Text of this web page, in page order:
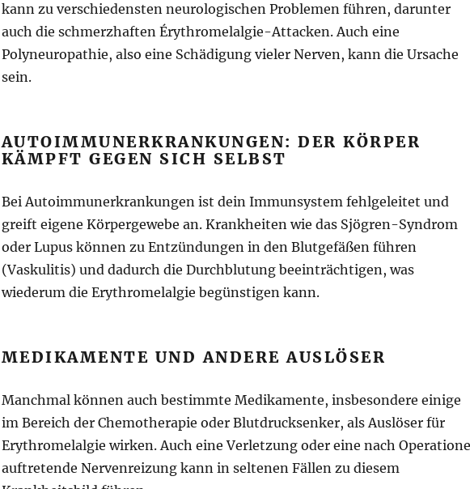
kann zu verschiedensten neurologischen Problemen führen, darunter
auch die schmerzhaften Érythromelalgie-Attacken. Auch eine
Polyneuropathie, also eine Schädigung vieler Nerven, kann die Ursache
sein.
AUTOIMMUNERKRANKUNGEN: DER KÖRPER
KÄMPFT GEGEN SICH SELBST
Bei Autoimmunerkrankungen ist dein Immunsystem fehlgeleitet und
greift eigene Körpergewebe an. Krankheiten wie das Sjögren-Syndrom
oder Lupus können zu Entzündungen in den Blutgefäßen führen
(Vaskulitis) und dadurch die Durchblutung beeinträchtigen, was
wiederum die Erythromelalgie begünstigen kann.
MEDIKAMENTE UND ANDERE AUSLÖSER
Manchmal können auch bestimmte Medikamente, insbesondere einige
im Bereich der Chemotherapie oder Blutdrucksenker, als Auslöser für
Erythromelalgie wirken. Auch eine Verletzung oder eine nach
auftretende Nervenreizung kann in seltenen Fällen zu diesem